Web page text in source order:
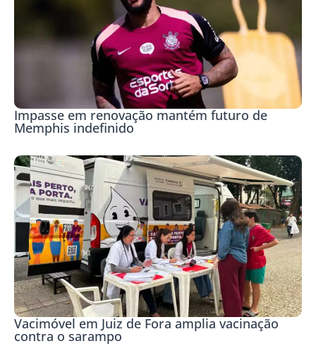
Impasse em renovação mantém futuro de
Memphis indefinido
Vacimóvel em Juiz de Fora amplia vacinação
contra o sarampo